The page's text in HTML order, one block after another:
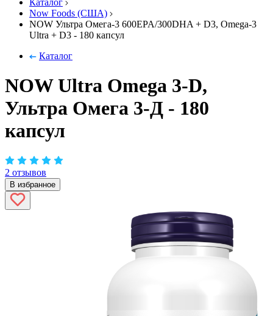
Каталог
Now Foods (США)
NOW Ультра Омега-3 600EPA/300DHA + D3, Omega-3
Ultra + D3 - 180 капсул
Каталог
NOW Ultra Omega 3-D,
Ультра Омега 3-Д - 180
капсул
2 отзывов
В избранное